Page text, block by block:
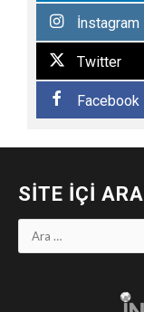
İnstagram
Twitter
Facebook
SITE İÇI
Arama: